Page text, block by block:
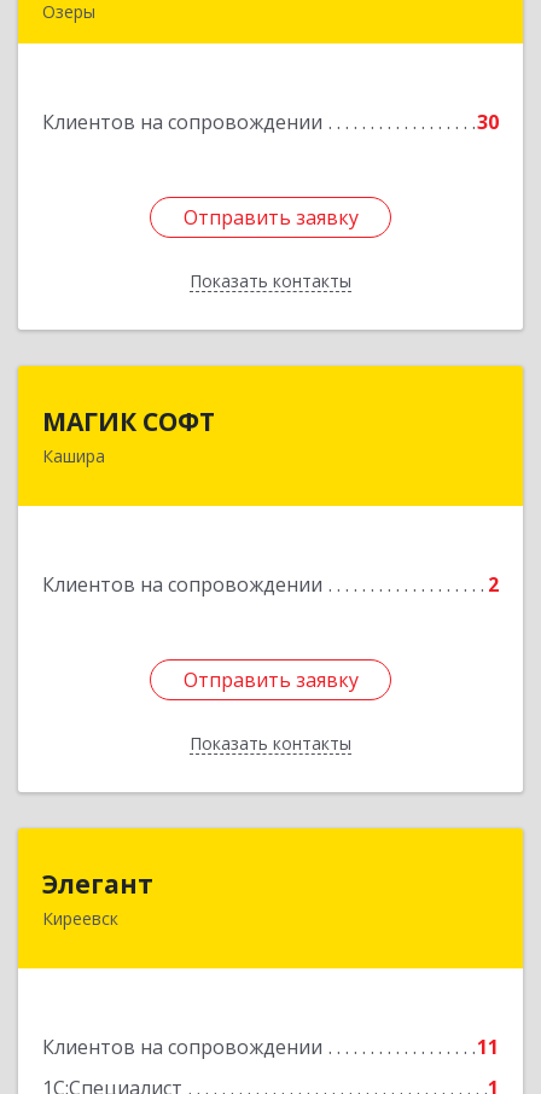
Озеры
Клиентов на сопровождении 30
Отправить заявку
Показать контакты
Подробнее
Отправить заявку
Назад
МАГИК СОФТ
Кашира
Клиентов на сопровождении 2
Отправить заявку
Показать контакты
Отправить заявку
Назад
Элегант
Киреевск
Клиентов на сопровождении
11
1С:Специалист
1
301262, Тульская обл, Киреевск г, Чехова ул,